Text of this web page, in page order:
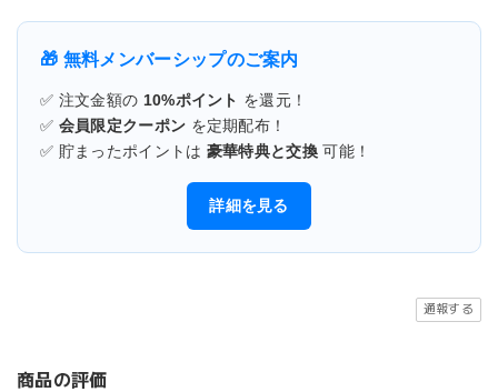
🎁 無料メンバーシップのご案内
✅ 注文金額の 10%ポイント を還元！
✅ 会員限定クーポン を定期配布！
✅ 貯まったポイントは 豪華特典と交換 可能！
詳細を見る
通報する
商品の評価